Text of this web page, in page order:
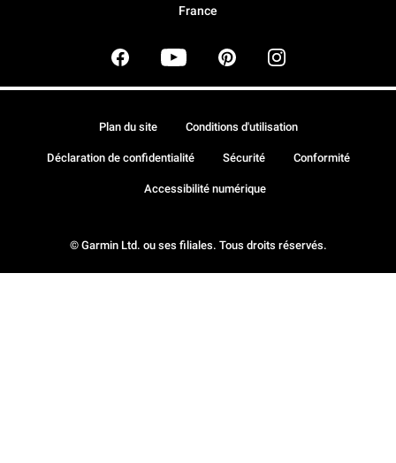
France
© Garmin Ltd. ou ses filiales. Tous droits réservés.
Plan du site Conditions d'utilisation
Déclaration de confidentialité Sécurité Conformité
Accessibilité numérique